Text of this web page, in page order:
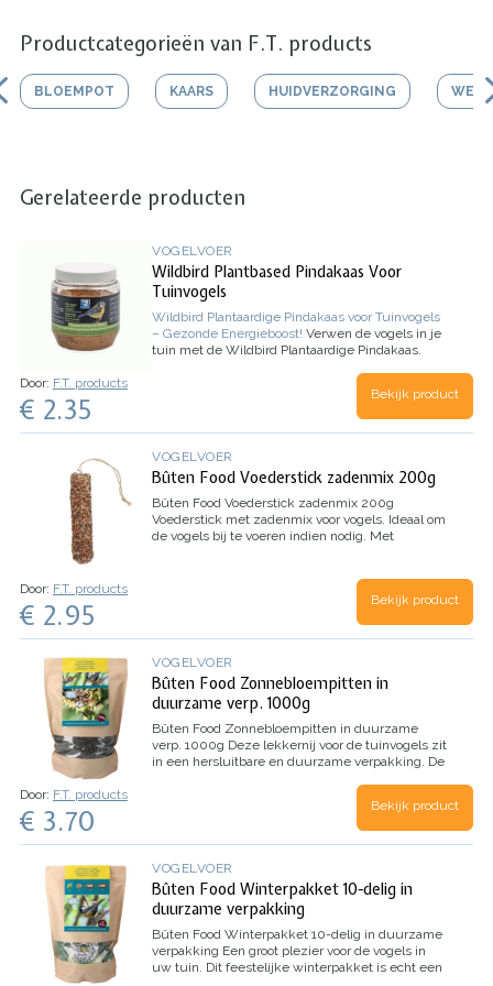
Productcategorieën van F.T. products
BLOEMPOT KAARS HUIDVERZORGING
Gerelateerde producten
VOGELVOER
Wildbird Plantbased Pindakaas Voor
Tuinvogels
Wildbird Plantaardige Pindakaas voor Tuinvogels
– Gezonde Energieboost! Verwen de vogels in je
tuin met de Wildbird Plantaardige Pindakaas.
vetten en zit boordevol voedzame pinda’s en
Dierlijkvetvrij:
100% plantaardig en gezond Boordevol eiwitten:
ondersteunt vogels in koude en drukke periodes
Geschikt voor alle tuinvogels:
roodborstjes en meer Handige recyclebare pot:
duurzaam en eenvoudig te gebruiken
Gebruiksaanwijzing: Plaats de pot in een
geschikte pindakaaspothouder. Of smeer een
1 pot plantaardige
Pinda’s, maïs,
Door: F.T. products
€ 2.35 Bekijk product
VOGELVOER
Bûten Food Voederstick zadenmix 200g
Bûten Food Voederstick zadenmix 200g
Voederstick met zadenmix voor vogels. Ideaal om
de vogels bij te voeren indien nodig. Met
Door: F.T. products
€ 2.95 Bekijk product
VOGELVOER
Bûten Food Zonnebloempitten in
duurzame verp. 1000g
Bûten Food Zonnebloempitten in duurzame
verp. 1000g Deze lekkernij voor de tuinvogels zit
in een hersluitbare en duurzame verpakking. De
Door: F.T. products
€ 3.70 Bekijk product
VOGELVOER
Bûten Food Winterpakket 10-delig in
duurzame verpakking
Bûten Food Winterpakket 10-delig in duurzame
verpakking Een groot plezier voor de vogels in
uw tuin. Dit feestelijke winterpakket is echt een